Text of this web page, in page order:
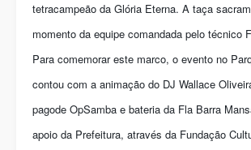
tetracampeão da Glória Eterna. A taça
momento da equipe comandada pelo técnico
Para comemorar este marco, o evento no
contou com a animação do DJ Wallace
pagode OpSamba e bateria da Fla Barra
apoio da Prefeitura, através da Fundação